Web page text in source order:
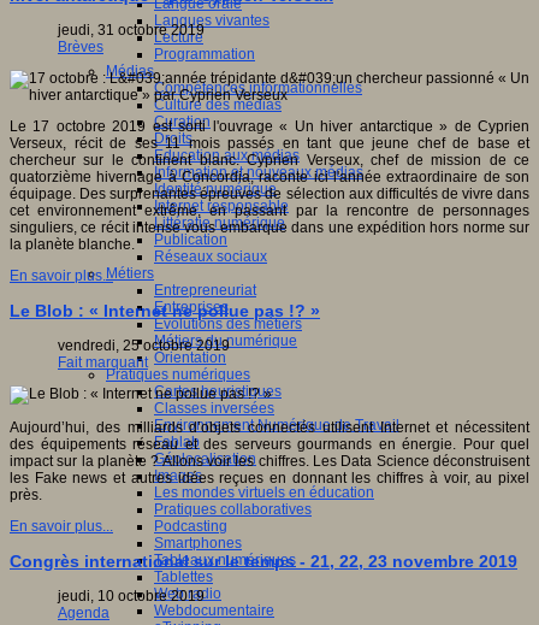
Langue orale
Langues vivantes
Lecture
Programmation
Médias
Compétences informationnelles
Culture des médias
Curation
Droits
Education aux médias
Information et nouveaux médias
Identité numérique
Internet responsable
Littératie numérique
Publication
Réseaux sociaux
Métiers
Entrepreneuriat
Entreprises
Evolutions des métiers
Métiers du numérique
Orientation
Pratiques numériques
Cartes heuristiques
Classes inversées
Environnement Numérique de Travail
Fablab
Géolocalisation
Images
Les mondes virtuels en éducation
Pratiques collaboratives
Podcasting
Smartphones
Tableaux numériques
Tablettes
Web radio
Webdocumentaire
jeudi, 31 octobre 2019
Brèves
Le 17 octobre 2019 est sorti l'ouvrage « Un hiver antarctique » de Cyprien
Verseux, récit de ses 11 mois passés en tant que jeune chef de base et
chercheur sur le continent blanc. Cyprien Verseux, chef de mission de ce
quatorzième hivernage à Concordia, raconte ici l'année extraordinaire de son
équipage. Des surprenantes épreuves de sélection aux difficultés de vivre dans
cet environnement extrême, en passant par la rencontre de personnages
singuliers, ce récit intense vous embarque dans une expédition hors norme sur
la planète blanche.
En savoir plus...
Le Blob : « Internet ne pollue pas !? »
vendredi, 25 octobre 2019
Fait marquant
Aujourd’hui, des milliards d’objets connectés utilisent Internet et nécessitent
des équipements réseau et des serveurs gourmands en énergie. Pour quel
impact sur la planète ? Allons voir les chiffres. Les Data Science déconstruisent
les Fake news et autres idées reçues en donnant les chiffres à voir, au pixel
près.
En savoir plus...
Congrès international sur le temps - 21, 22, 23 novembre 2019
jeudi, 10 octobre 2019
Agenda